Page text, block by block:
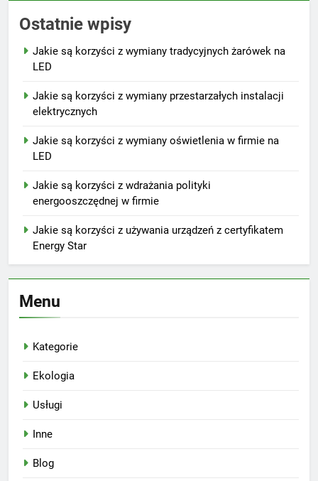
Ostatnie wpisy
Jakie są korzyści z wymiany tradycyjnych żarówek na
LED
Jakie są korzyści z wymiany przestarzałych instalacji
elektrycznych
Jakie są korzyści z wymiany oświetlenia w firmie na
LED
Jakie są korzyści z wdrażania polityki
energooszczędnej w firmie
Jakie są korzyści z używania urządzeń z certyfikatem
Energy Star
Menu
Kategorie
Ekologia
Usługi
Inne
Blog